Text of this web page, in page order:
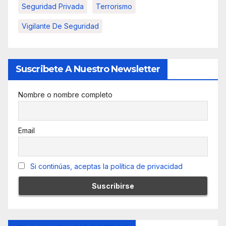
Seguridad Privada Terrorismo
Vigilante De Seguridad
Suscribete A Nuestro Newsletter
Nombre o nombre completo
Email
Si continúas, aceptas la política de privacidad